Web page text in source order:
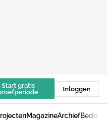
Start gratis
Inloggen
MagazineArchief